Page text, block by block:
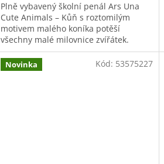
Plně vybavený školní penál Ars Una
Cute Animals – Kůň s roztomilým
motivem malého koníka potěší
všechny malé milovnice zvířátek.
Praktické uspořádání a kompletní
výbava jsou...
Novinka Kód: 53575227